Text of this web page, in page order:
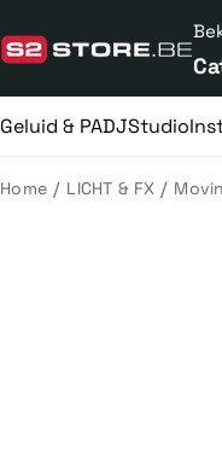
naar
de
Geluid & PADJStudio
Home / LICHT & FX /